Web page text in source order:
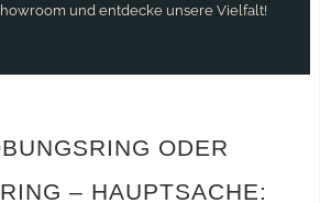
und entdecke unsere Vielfalt!
ODER
– HAUPTSACHE: